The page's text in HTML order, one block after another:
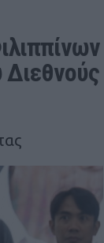
Διεθνούς